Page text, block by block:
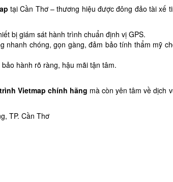
tại Cần Thơ – thương hiệu được đông đảo tài xế
bị giám sát hành trình chuẩn định vị GPS.
nhanh chóng, gọn gàng, đảm bảo tính thẩm mỹ
hành rõ ràng, hậu mãi tận tâm.
Vietmap chính hãng mà còn yên tâm về dịch
TP. Cần Thơ